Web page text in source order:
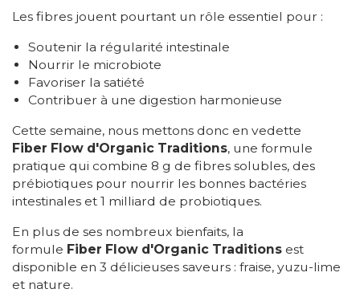
Les fibres jouent pourtant un rôle essentiel pour :
Soutenir la régularité intestinale
Nourrir le microbiote
Favoriser la satiété
Contribuer à une digestion harmonieuse
Cette semaine, nous mettons donc en vedette
Fiber Flow d'Organic Traditions, une formule
pratique qui combine 8 g de fibres solubles, des
prébiotiques pour nourrir les bonnes bactéries
intestinales et 1 milliard de probiotiques.
En plus de ses nombreux bienfaits, la
formule Fiber Flow d'Organic Traditions est
disponible en 3 délicieuses saveurs : fraise, yuzu-lime
et nature.